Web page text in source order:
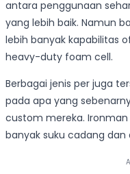
antara penggunaan
yang lebih baik. Namun
lebih banyak kapabilitas
heavy-duty foam cell.
Berbagai jenis per juga
pada apa yang
custom mereka.
banyak suku cadang dan